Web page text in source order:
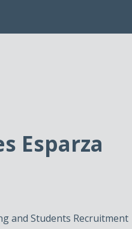
Esparza
and Students Recruitment